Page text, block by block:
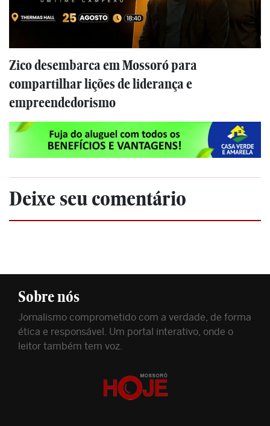
Zico desembarca em Mossoró para
compartilhar lições de liderança e
empreendedorismo
Deixe seu comentário
Sobre nós
Jornalismo comprometido com a verdade, de forma
ética e responsável. Um portal interativo, onde o
leitor também tem voz.